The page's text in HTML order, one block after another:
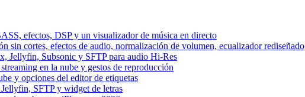
efectos, DSP y un visualizador de música en directo
sin cortes, efectos de audio, normalización de volumen, ecualizador rediseñado
Jellyfin, Subsonic y SFTP para audio Hi-Res
en la nube y gestos de reproducción
y opciones del editor de etiquetas
SFTP y widget de letras